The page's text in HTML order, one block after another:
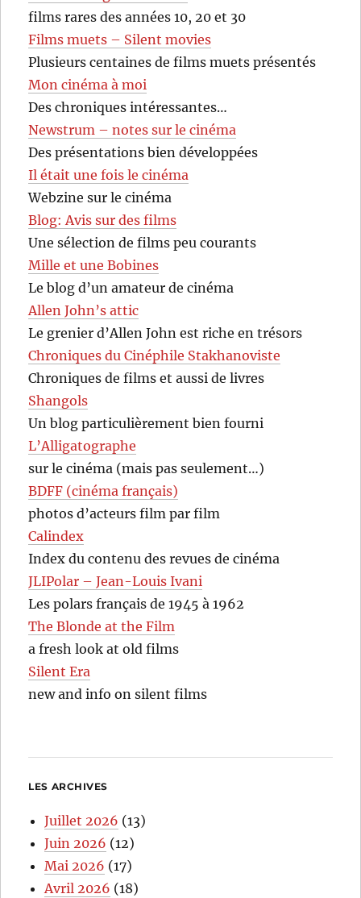
films rares des années 10, 20 et 30
Films muets – Silent movies
Plusieurs centaines de films muets présentés
Mon cinéma à moi
Des chroniques intéressantes…
Newstrum – notes sur le cinéma
Des présentations bien développées
Il était une fois le cinéma
Webzine sur le cinéma
Blog: Avis sur des films
Une sélection de films peu courants
Mille et une Bobines
Le blog d’un amateur de cinéma
Allen John’s attic
Le grenier d’Allen John est riche en trésors
Chroniques du Cinéphile Stakhanoviste
Chroniques de films et aussi de livres
Shangols
Un blog particulièrement bien fourni
L’Alligatographe
sur le cinéma (mais pas seulement…)
BDFF (cinéma français)
photos d’acteurs film par film
Calindex
Index du contenu des revues de cinéma
JLIPolar – Jean-Louis Ivani
Les polars français de 1945 à 1962
The Blonde at the Film
a fresh look at old films
Silent Era
new and info on silent films
LES ARCHIVES
Juillet 2026 (13)
Juin 2026 (12)
Mai 2026 (17)
Avril 2026 (18)